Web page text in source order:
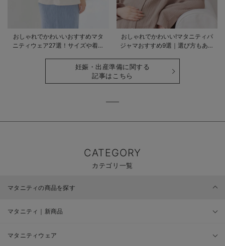
おしゃれでかわいいおすすめマタ
ニティウェア27選！サイズや着る
おしゃれでかわいい!マタニティパ
ジャマおすすめ9選｜選び方もあわ
妊娠・出産準備に関する
記事はこちら
CATEGORY
カテゴリ一覧
マタニティの商品を探す
マタニティ｜新商品
マタニティウェア